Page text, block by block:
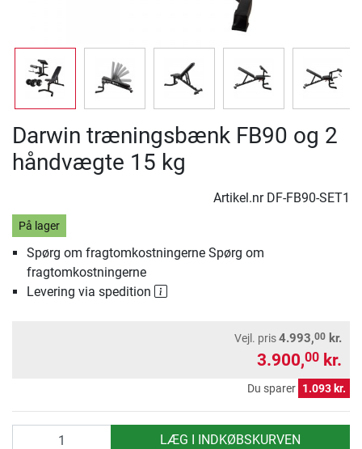
Darwin træningsbænk FB90 og 2
håndvægte 15 kg
Artikel.nr DF-FB90-SET1
På lager
Spørg om fragtomkostningerne Spørg om
fragtomkostningerne
Levering via spedition
Vejl. pris4.993,00 kr.
3.900,00 kr.
Du sparer 1.093 kr.
LÆG I INDKØBSKURVEN